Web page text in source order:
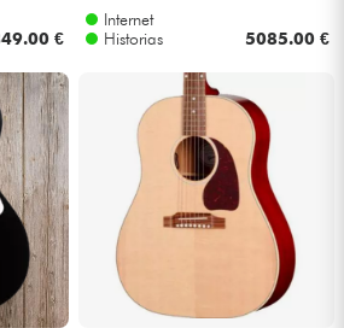
€
Internet
Historias
5085.00 €